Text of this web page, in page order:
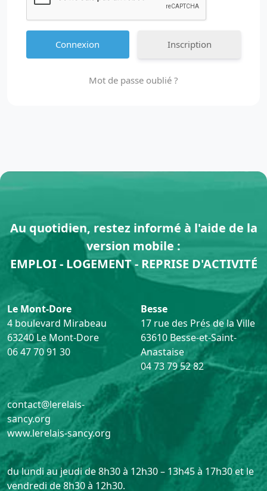
Inscription
Mot de passe oublié ?
Au quotidien, restez informé à l'aide de la
version mobile :
EMPLOI - LOGEMENT - REPRISE D'ACTIVITÉ
Le Mont-Dore
4 boulevard Mirabeau
63240 Le Mont-Dore
06 47 70 91 30
Besse
17 rue des Prés de la Ville
63610 Besse-et-Saint-
Anastaise
04 73 79 52 82
contact@lerelais-
sancy.org
www.lerelais-sancy.org
du lundi au jeudi de 8h30 à 12h30 – 13h45 à 17h30 et le
vendredi de 8h30 à 12h30.